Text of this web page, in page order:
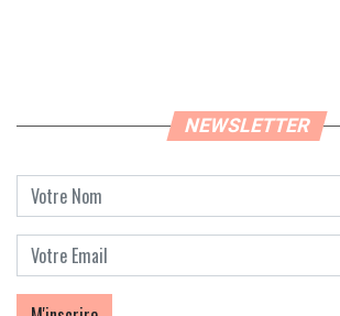
NEWSLETTER